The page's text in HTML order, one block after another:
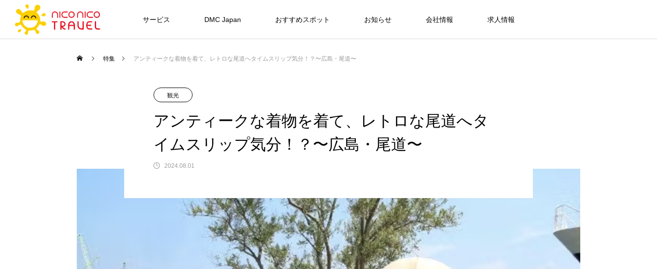
サービス DMC Japan おすすめスポット お知らせ 会社情報 求人情報
特集 アンティークな着物を着て、レトロな尾道へタイムスリップ気分！？〜広島・尾道〜
観光
アンティークな着物を着て、レトロな尾道へタ
イムスリップ気分！？〜広島・尾道〜
2024.08.01